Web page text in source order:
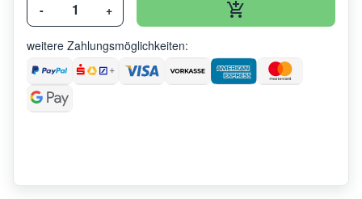
- +
weitere Zahlungsmöglichkeiten: